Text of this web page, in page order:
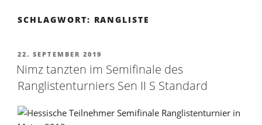
SCHLAGWORT: RANGLISTE
22. SEPTEMBER 2019
Nimz tanzten im Semifinale des
Ranglistenturniers Sen II S Standard